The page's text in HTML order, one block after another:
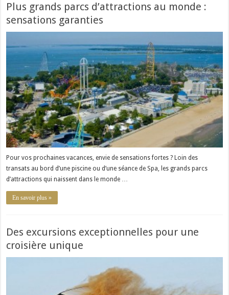
Plus grands parcs d’attractions au monde :
sensations garanties
Pour vos prochaines vacances, envie de sensations fortes ? Loin des
transats au bord d’une piscine ou d’une séance de Spa, les grands parcs
d’attractions qui naissent dans le monde …
En savoir plus »
Des excursions exceptionnelles pour une
croisière unique